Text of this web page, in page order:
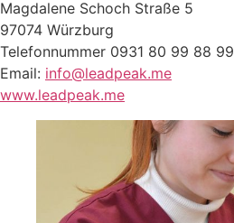
Magdalene Schoch Straße 5
97074 Würzburg
Telefonnummer 0931 80 99 88 99
Email: info@leadpeak.me
www.leadpeak.me